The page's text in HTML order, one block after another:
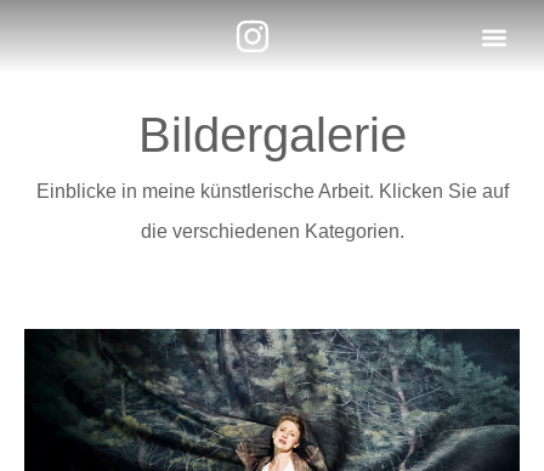
Bildergalerie
Einblicke in meine künstlerische Arbeit. Klicken Sie auf
die verschiedenen Kategorien.